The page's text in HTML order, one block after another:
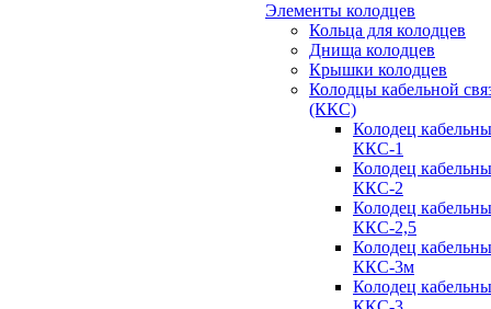
Элементы колодцев
Кольца для колодцев
Днища колодцев
Крышки колодцев
Колодцы кабельной
(ККС)
Колодец
ККС-1
Колодец
ККС-2
Колодец
ККС-2,5
Колодец
ККС-3м
Колодец